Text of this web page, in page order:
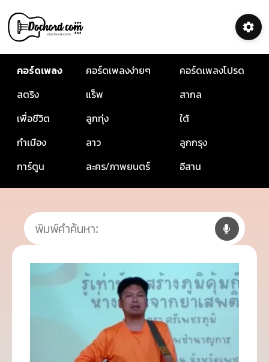
คอร์ดเพลง คอร์ดเพลงง่ายๆ
คอร์ดเพลงโปรด
สตริง
แร็พ
สากล
เพื่อชีวิต
ลูกทุ่ง
ใต้
กำเมือง
ลาว
ลูกกรุง
การ์ตูน
ละคร/ภาพยนตร์ อีสาน